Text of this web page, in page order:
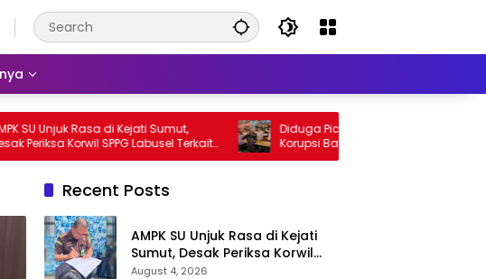
Unjuk Rasa di Kejati Sumut,
Korwil SPPG Labusel Terkait
Dapur Program MBG
Diduga Picu Blackout Sumatera-Jawa,
Korupsi Batu Bara Diusut Kortas Tipikor
Didukung P3H
Recent Posts
AMPK SU Unjuk Rasa di Kejati
Sumut, Desak Periksa Korwil
SPPG Labusel Terkait Dugaan
August 4, 2026